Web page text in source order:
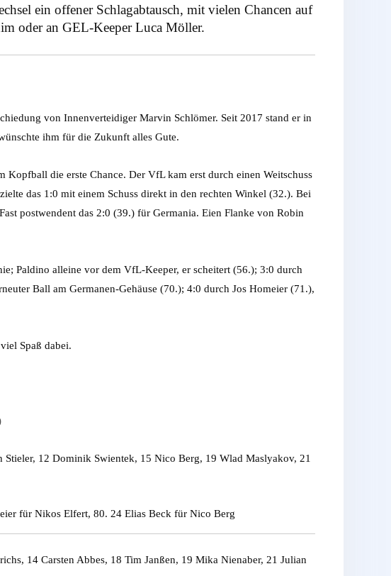
ein offener Schlagabtausch, mit vielen Chancen auf
oder an GEL-Keeper Luca Möller.
von Innenverteidiger Marvin Schlömer. Seit 2017 stand er in
ihm für die Zukunft alles Gute.
Kopfball die erste Chance. Der VfL kam erst durch einen Weitschuss
das 1:0 mit einem Schuss direkt in den rechten Winkel (32.). Bei
postwendent das 2:0 (39.) für Germania. Eien Flanke von Robin
Paldino alleine vor dem VfL-Keeper, er scheitert (56.); 3:0 durch
Ball am Germanen-Gehäuse (70.); 4:0 durch Jos Homeier (71.),
Spaß dabei.
12 Dominik Swientek, 15 Nico Berg, 19 Wlad Maslyakov, 21
für Nikos Elfert, 80. 24 Elias Beck für Nico Berg
14 Carsten Abbes, 18 Tim Janßen, 19 Mika Nienaber, 21 Julian